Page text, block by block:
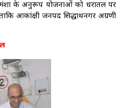
के अनुरूप योजनाओं को धरातल पर
आकांक्षी जनपद सिद्धार्थनगर अग्रणी